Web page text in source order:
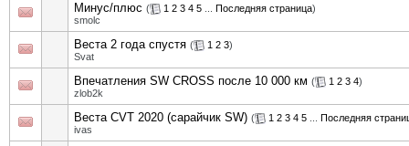
Минус/плюс ( 1 2 3 4 5 Последняя страница)
smolc
Веста 2 года спустя ( 1 2 3)
Svat
Впечатления SW CROSS после 10 000 км ( 1 2 3 4)
zlob2k
Веста CVT 2020 (сарайчик SW) ( 1 2 3 4 5
Последняя
ivas